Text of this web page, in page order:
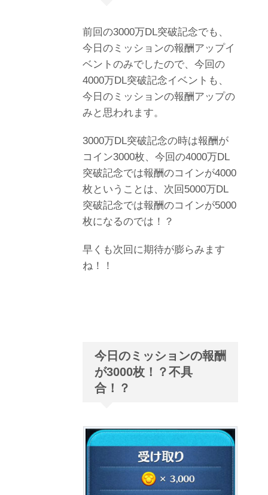
前回の3000万DL突破記念でも、
今日のミッションの報酬アップイ
ベントのみでしたので、今回の
4000万DL突破記念イベントも、
今日のミッションの報酬アップの
みと思われます。
3000万DL突破記念の時は報酬が
コイン3000枚、今回の4000万DL
突破記念では報酬のコインが4000
枚ということは、次回5000万DL
突破記念では報酬のコインが5000
枚になるのでは！？
早くも次回に期待が膨らみます
ね！！
今日のミッションの報酬
が3000枚！？不具
合！？